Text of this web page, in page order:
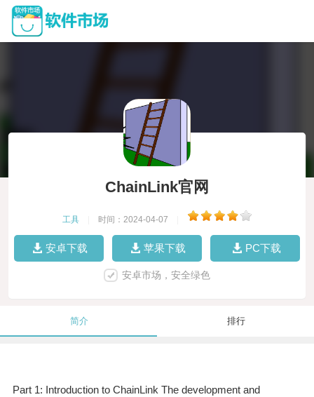
ChainLink官网
工具 时间：2024-04-07
安卓下载 苹果下载 PC下载
安卓市场，安全绿色
简介 排行
Part 1: Introduction to ChainLink The development and